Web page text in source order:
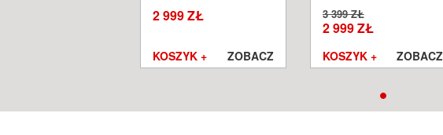
2 999 ZŁ
KOSZYK + ZOBACZ
WROCŁAW
3 399 ZŁ
2 999 ZŁ
KOSZYK + ZOBACZ